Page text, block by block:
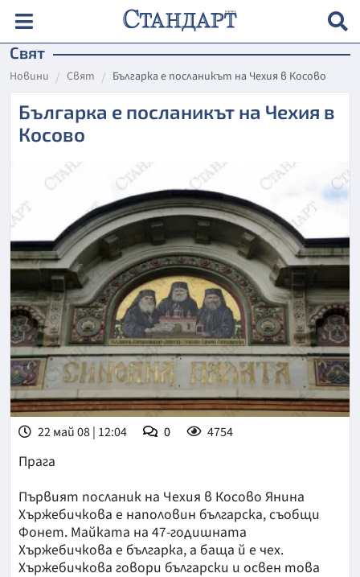
Свят
Новини Свят Българка е посланикът на Чехия в Косово
Българка е посланикът на Чехия в
Косово
22 май 08 | 12:04 0 4754
Прага
Първият посланик на Чехия в Косово Янина
Хържебичкова е наполовин българска, съобщи
Фонет. Майката на 47-годишната
Хържебичкова е българка, а баща й е чех.
Хържебичкова говори български и освен това